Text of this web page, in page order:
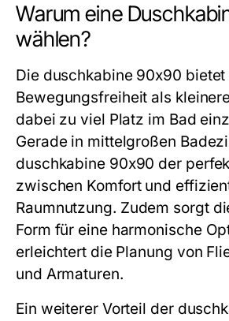
Warum eine
wählen?
Die duschkabine 90x90
Bewegungsfreiheit als
dabei zu viel Platz im Bad
Gerade in mittelgroßen
duschkabine 90x90 der
zwischen Komfort und
Raumnutzung. Zudem sorgt
Form für eine harmonische
erleichtert die Planung von
und Armaturen.
Ein weiterer Vorteil der